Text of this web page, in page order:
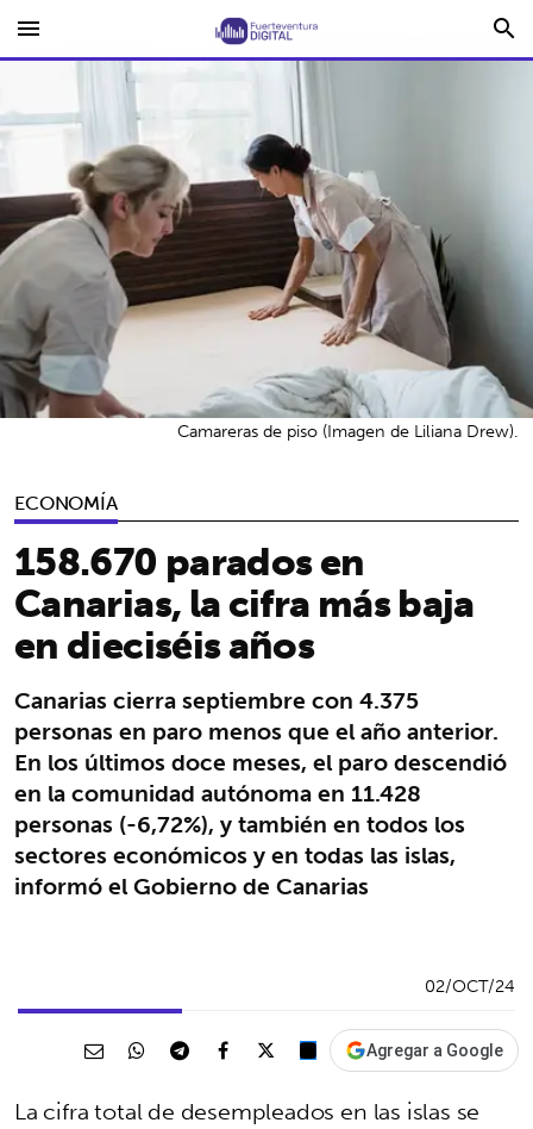
menu search
ECONOMÍA
158.670 parados en
Canarias, la cifra más baja
en dieciséis años
Canarias cierra septiembre con 4.375
personas en paro menos que el año anterior.
En los últimos doce meses, el paro descendió
en la comunidad autónoma en 11.428
personas (-6,72%), y también en todos los
sectores económicos y en todas las islas,
informó el Gobierno de Canarias
Camareras de piso (Imagen de Liliana Drew).
02/OCT/24
Agregar a Google
La cifra total de desempleados en las islas se